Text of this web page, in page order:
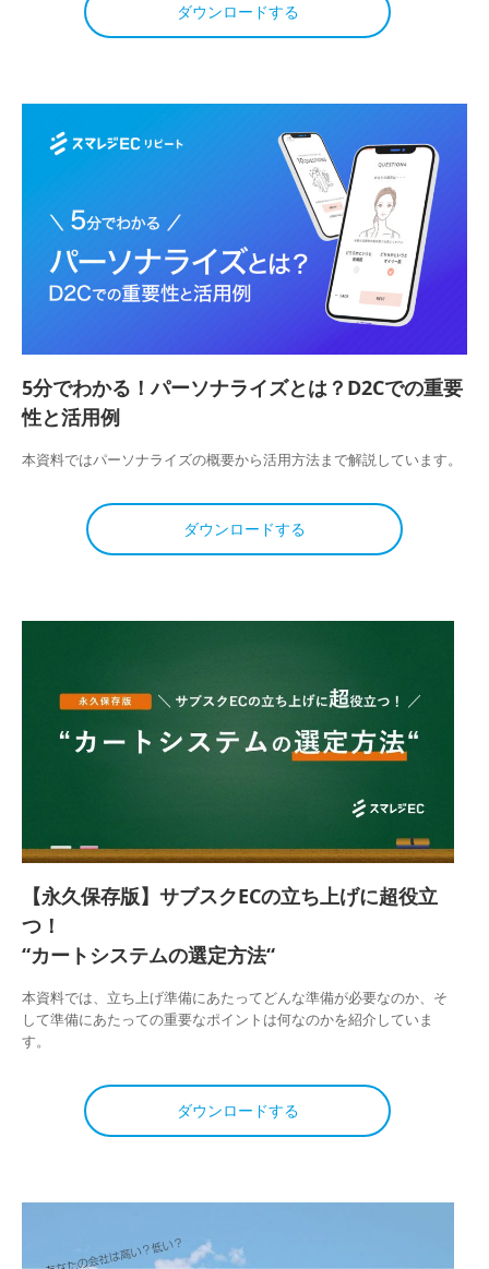
ダウンロードする
5分でわかる！パーソナライズとは？D2Cでの重要
性と活用例
本資料ではパーソナライズの概要から活用方法まで解説しています。
ダウンロードする
【永久保存版】サブスクECの立ち上げに超役立
つ！
“カートシステムの選定方法“
本資料では、立ち上げ準備にあたってどんな準備が必要なのか、そ
して準備にあたっての重要なポイントは何なのかを紹介していま
す。
ダウンロードする